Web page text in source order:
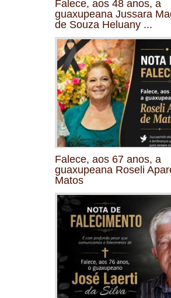
Falece, aos 48 anos, a
guaxupeana Jussara
de Souza Heluany ...
Falece, aos 67 anos, a
guaxupeana Roseli
Matos